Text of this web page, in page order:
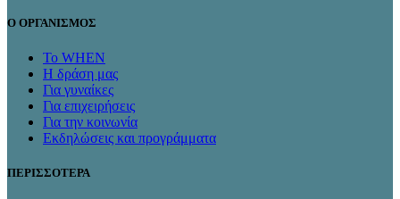
Ο ΟΡΓΑΝΙΣΜΟΣ
Το WHEN
Η δράση μας
Για γυναίκες
Για επιχειρήσεις
Για την κοινωνία
Εκδηλώσεις και προγράμματα
ΠΕΡΙΣΣΟΤΕΡΑ